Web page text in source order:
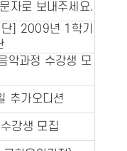
자로 보내주세요.
단] 2009년 1학기 추
악과정 수강생 모
추가오디션
강생 모집